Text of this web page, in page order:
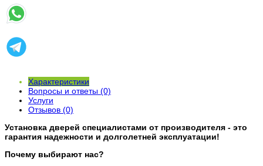
Характеристики
Вопросы и ответы (0)
Услуги
Отзывов (0)
Установка дверей специалистами от производителя - это
гарантия надежности и долголетней эксплуатации!
Почему выбирают нас?